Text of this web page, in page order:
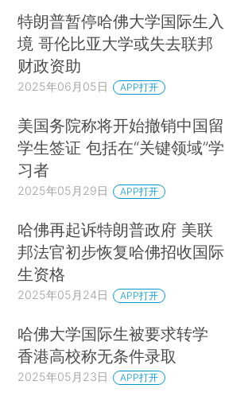
特朗普暂停哈佛大学国际生入
境 哥伦比亚大学或失去联邦
财政资助
2025年06月05日 APP打开
美国务院称将开始撤销中国留
学生签证 包括在“关键领域”学
习者
2025年05月29日 APP打开
哈佛再起诉特朗普政府 美联
邦法官初步恢复哈佛招收国际
生资格
2025年05月24日 APP打开
哈佛大学国际生被要求转学
香港高校称无条件录取
2025年05月23日 APP打开